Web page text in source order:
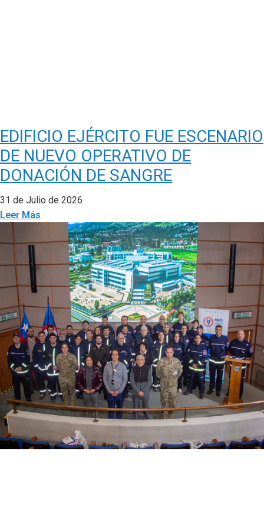
EDIFICIO EJÉRCITO FUE ESCENARIO
DE NUEVO OPERATIVO DE
DONACIÓN DE SANGRE
31 de Julio de 2026
Leer Más